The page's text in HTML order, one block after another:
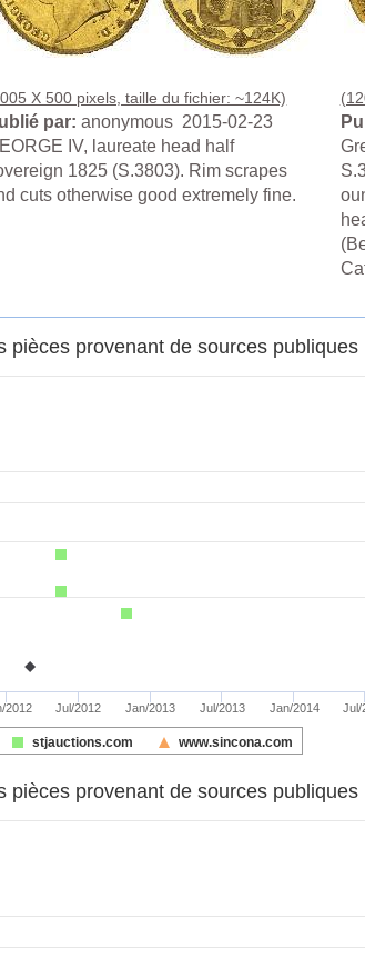
X 500 pixels, taille du fichier: ~124K)
par: anonymous 2015-02-23
IV, laureate head half
1825 (S.3803). Rim scrapes
cuts otherwise good extremely fine.